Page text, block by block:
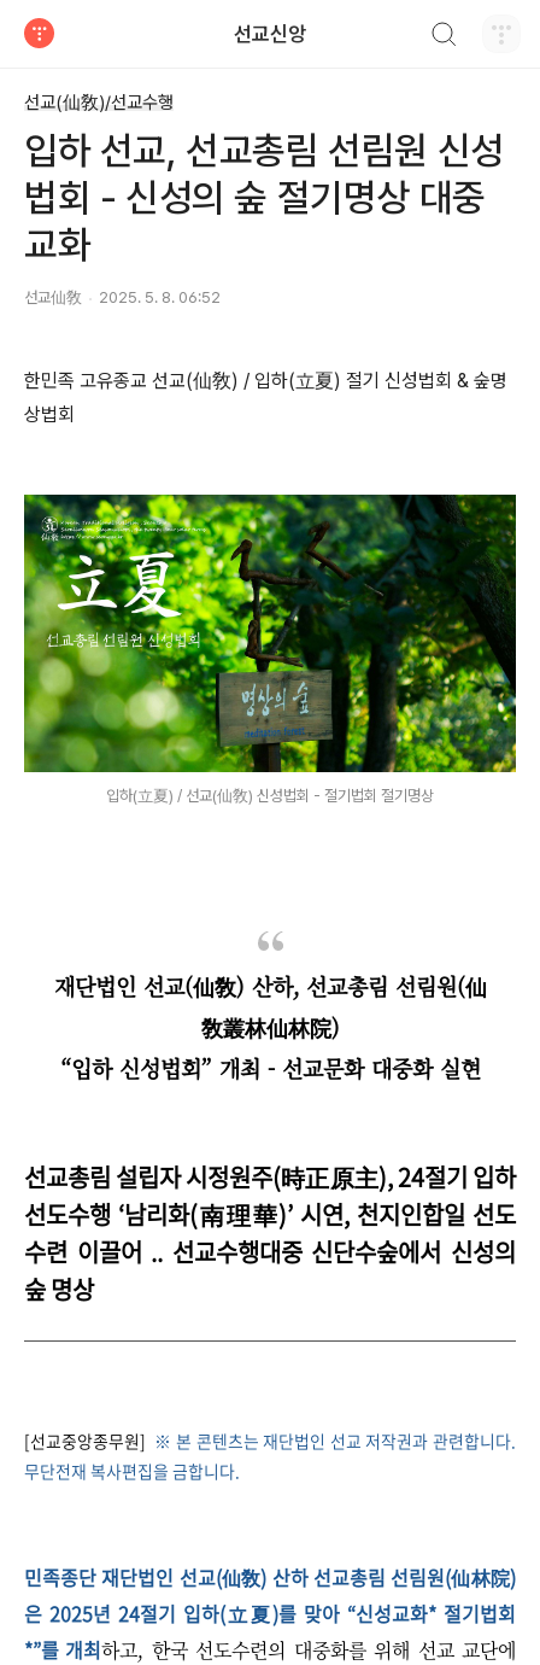
선교신앙
선교(仙敎)/선교수행
입하 선교, 선교총림 선림원 신성
법회 - 신성의 숲 절기명상 대중
교화
선교仙敎 2025. 5. 8. 06:52
한민족 고유종교 선교(仙敎) / 입하(立夏) 절기 신성법회 & 숲명
상법회
입하(立夏) / 선교(仙敎) 신성법회 - 절기법회 절기명상
재단법인 선교(仙敎) 산하, 선교총림 선림원(仙
敎叢林仙林院)
“입하 신성법회” 개최 - 선교문화 대중화 실현
선교총림 설립자 시정원주(時正原主), 24절기 입하
선도수행 ‘남리화(南理華)’ 시연, 천지인합일 선도
수련 이끌어 .. 선교수행대중 신단수숲에서 신성의
숲 명상
[선교중앙종무원] ※ 본 콘텐츠는 재단법인 선교 저작권과 관련합니다.
무단전재 복사편집을 금합니다.
민족종단 재단법인 선교(仙敎) 산하 선교총림 선림원(仙林院)
은 2025년 24절기 입하(立夏)를 맞아 “신성교화* 절기법회
*”를 개최하고, 한국 선도수련의 대중화를 위해 선교 교단에